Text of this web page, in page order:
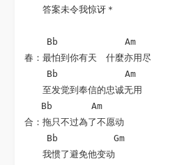
答案未令我惊讶＊
    Bb            Am
春：最怕到你有天　什麼亦用尽
    Bb            Am
至发觉到奉信的忠诚无用
   Bb       Am
合：拖只不过為了不愿动
    Bb          Gm
我惯了避免他变动